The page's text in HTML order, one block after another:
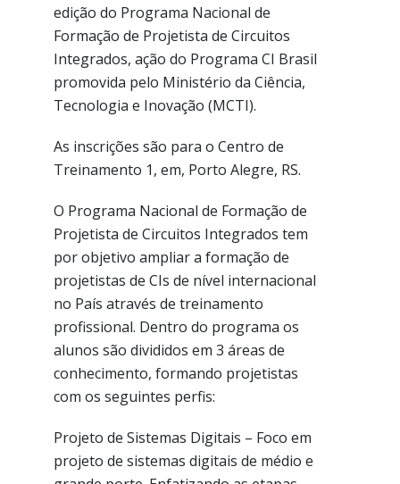
edição do Programa Nacional de
Formação de Projetista de Circuitos
Integrados, ação do Programa CI Brasil
promovida pelo Ministério da Ciência,
Tecnologia e Inovação (MCTI).
As inscrições são para o Centro de
Treinamento 1, em, Porto Alegre, RS.
O Programa Nacional de Formação de
Projetista de Circuitos Integrados tem
por objetivo ampliar a formação de
projetistas de CIs de nível internacional
no País através de treinamento
profissional. Dentro do programa os
alunos são divididos em 3 áreas de
conhecimento, formando projetistas
com os seguintes perfis:
Projeto de Sistemas Digitais – Foco em
projeto de sistemas digitais de médio e